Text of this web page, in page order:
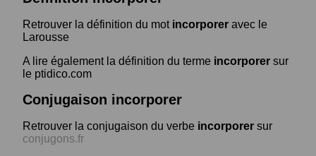
Retrouver la définition du mot incorporer avec le
Larousse
A lire également la définition du terme incorporer sur
le ptidico.com
Conjugaison incorporer
Retrouver la conjugaison du verbe incorporer sur
conjugons.fr